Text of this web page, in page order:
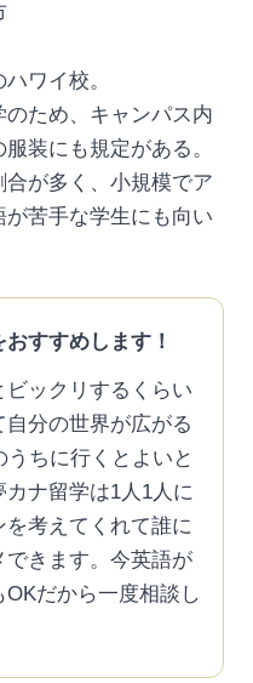
ワイ校。
ため、キャンパス内
装にも規定がある。
が多く、小規模でア
苦手な学生にも向い
すすめします！
ビックリするくらい
分の世界が広がる
うちに行くとよいと
ナ留学は1人1人に
を考えてくれて誰に
できます。今英語が
だから一度相談し